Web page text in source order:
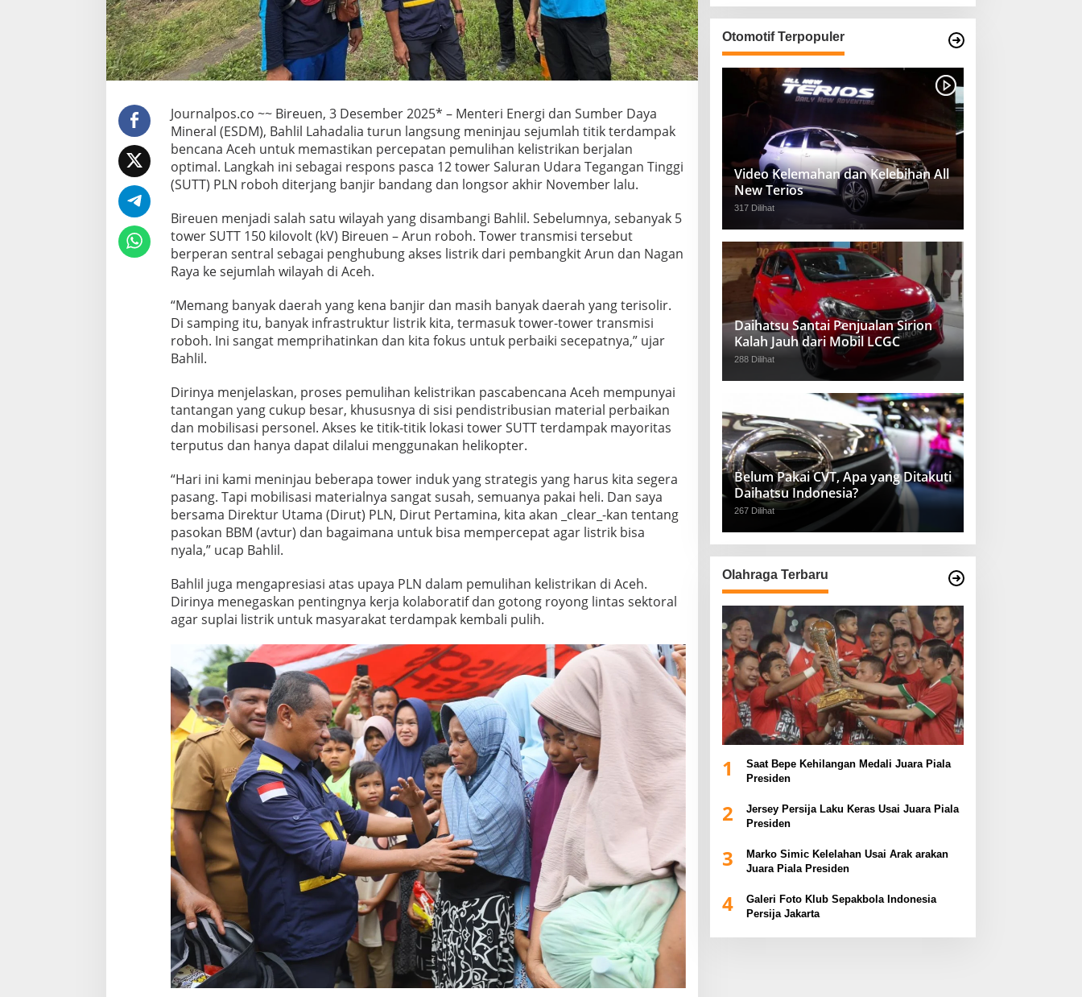
n
d
i
a
c
e
Journalpos.co ~~ Bireuen, 3 Desember 2025* – Menteri Energi dan Sumber Daya
Mineral (ESDM), Bahlil Lahadalia turun langsung meninjau sejumlah titik terdampak
bencana Aceh untuk memastikan percepatan pemulihan kelistrikan berjalan
optimal. Langkah ini sebagai respons pasca 12 tower Saluran Udara Tegangan Tinggi
(SUTT) PLN roboh diterjang banjir bandang dan longsor akhir November lalu.
Bireuen menjadi salah satu wilayah yang disambangi Bahlil. Sebelumnya, sebanyak 5
tower SUTT 150 kilovolt (kV) Bireuen – Arun roboh. Tower transmisi tersebut
berperan sentral sebagai penghubung akses listrik dari pembangkit Arun dan Nagan
Raya ke sejumlah wilayah di Aceh.
“Memang banyak daerah yang kena banjir dan masih banyak daerah yang terisolir.
Di samping itu, banyak infrastruktur listrik kita, termasuk tower-tower transmisi
roboh. Ini sangat memprihatinkan dan kita fokus untuk perbaiki secepatnya,” ujar
Bahlil.
Dirinya menjelaskan, proses pemulihan kelistrikan pascabencana Aceh mempunyai
tantangan yang cukup besar, khususnya di sisi pendistribusian material perbaikan
dan mobilisasi personel. Akses ke titik-titik lokasi tower SUTT terdampak mayoritas
terputus dan hanya dapat dilalui menggunakan helikopter.
“Hari ini kami meninjau beberapa tower induk yang strategis yang harus kita segera
pasang. Tapi mobilisasi materialnya sangat susah, semuanya pakai heli. Dan saya
bersama Direktur Utama (Dirut) PLN, Dirut Pertamina, kita akan _clear_-kan tentang
pasokan BBM (avtur) dan bagaimana untuk bisa mempercepat agar listrik bisa
nyala,” ucap Bahlil.
Bahlil juga mengapresiasi atas upaya PLN dalam pemulihan kelistrikan di Aceh.
Dirinya menegaskan pentingnya kerja kolaboratif dan gotong royong lintas sektoral
agar suplai listrik untuk masyarakat terdampak kembali pulih.
Otomotif Terpopuler
Video Kelemahan dan Kelebihan All
New Terios
317 Dilihat
Daihatsu Santai Penjualan Sirion
Kalah Jauh dari Mobil LCGC
288 Dilihat
Belum Pakai CVT, Apa yang Ditakuti
Daihatsu Indonesia?
267 Dilihat
Olahraga Terbaru
1
Saat Bepe Kehilangan Medali Juara Piala
Presiden
2
Jersey Persija Laku Keras Usai Juara Piala
Presiden
3
Marko Simic Kelelahan Usai Arak arakan
Juara Piala Presiden
4
Galeri Foto Klub Sepakbola Indonesia
Persija Jakarta